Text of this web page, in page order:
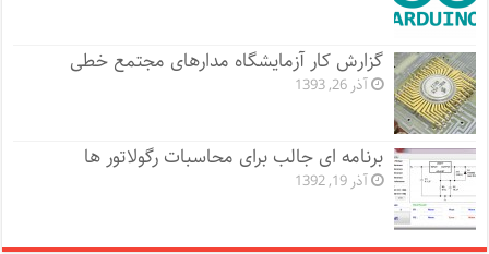
گزارش کار آزمایشگاه مدارهای مجتمع خطی
آذر 26, 1393
برنامه ای جالب برای محاسبات رگولاتور ها
آذر 19, 1392